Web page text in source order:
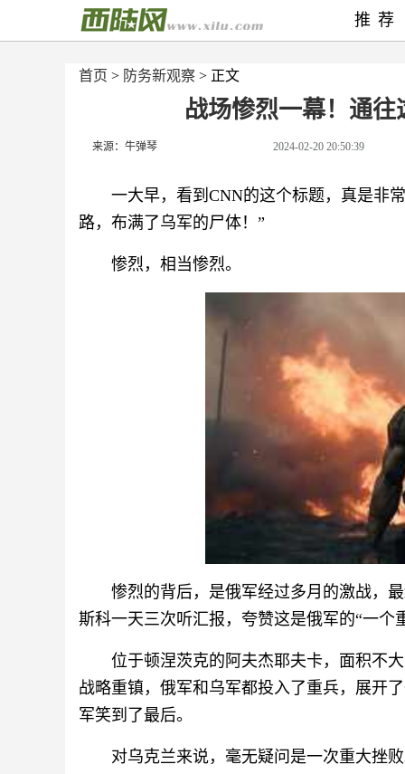
首页 > 防务新观察 > 正文
战场惨烈一幕！通
来源：牛弹琴 2024-02-20 20:50:39
一大早，看到CNN的这个标题，真是非
路，布满了乌军的尸体！”
惨烈，相当惨烈。
惨烈的背后，是俄军经过多月的激战，
斯科一天三次听汇报，夸赞这是俄军的“一个
位于顿涅茨克的阿夫杰耶夫卡，面积不
战略重镇，俄军和乌军都投入了重兵，展开
军笑到了最后。
对乌克兰来说，毫无疑问是一次重大挫
推荐